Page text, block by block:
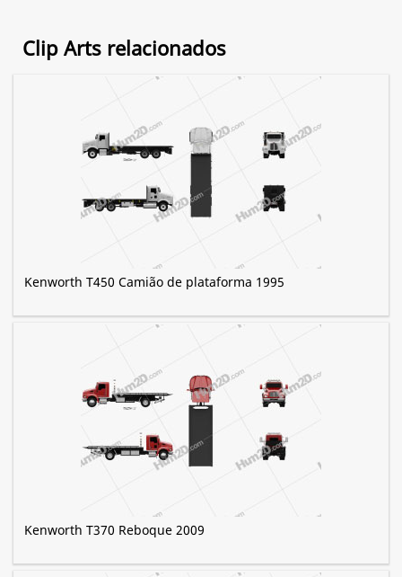
Clip Arts relacionados
Kenworth T450 Camião de plataforma 1995
Kenworth T370 Reboque 2009